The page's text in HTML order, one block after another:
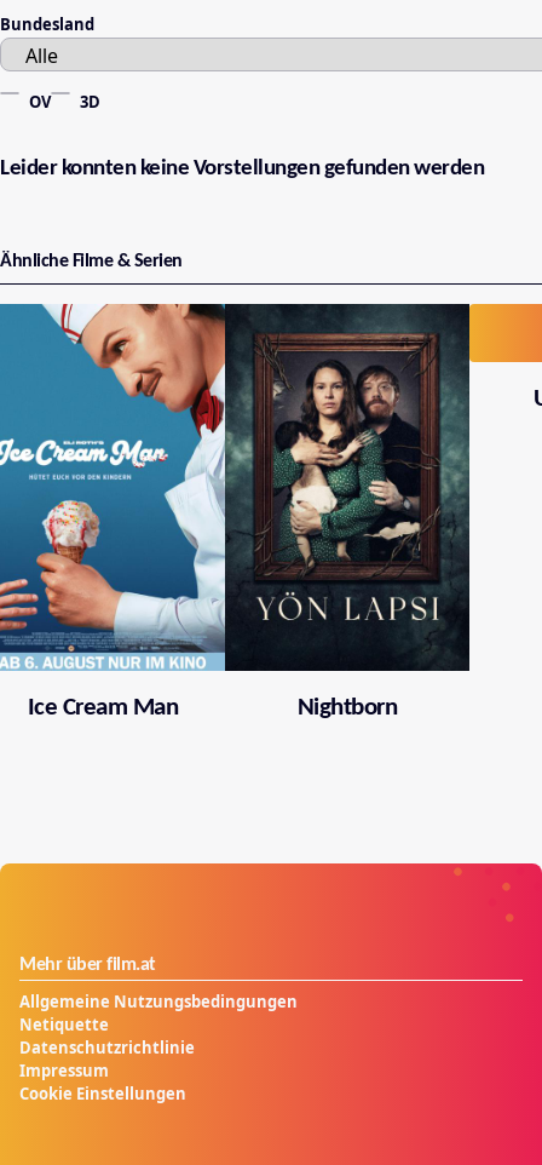
Bundesland
OV 3D
Leider konnten keine Vorstellungen gefunden werden
Ähnliche Filme & Serien
Ice Cream Man Nightborn
Mehr über film.at
Allgemeine Nutzungsbedingungen
Netiquette
Datenschutzrichtlinie
Impressum
Cookie Einstellungen